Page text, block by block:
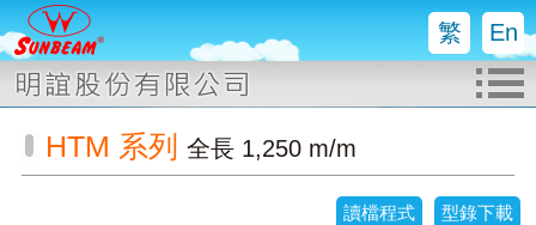
繁 En
HTM 系列 全長 1,250 m/m
型錄下載
讀檔程式